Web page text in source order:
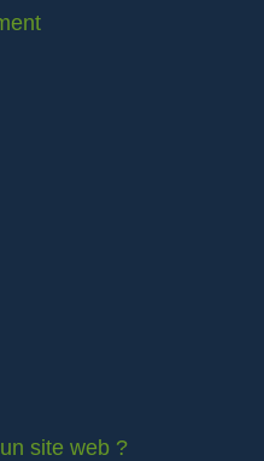
site web ?